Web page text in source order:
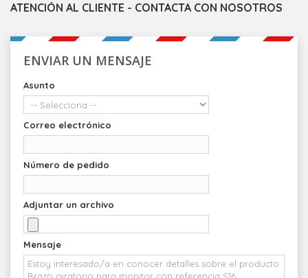
ATENCIÓN AL CLIENTE - CONTACTA CON NOSOTROS
ENVIAR UN MENSAJE
Asunto
Correo electrónico
Número de pedido
Adjuntar un archivo
Mensaje